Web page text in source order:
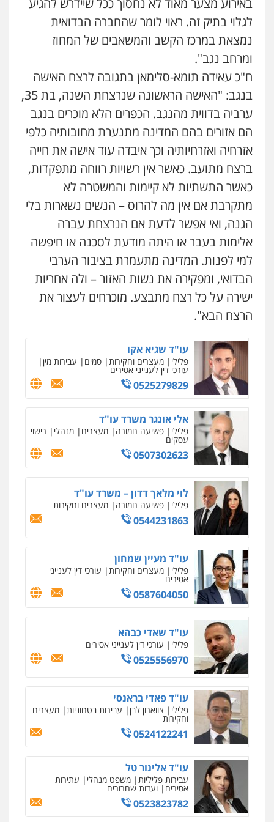
עו"ד דפנה לביא
משפחה גישור
0507206063
עו"ד זוהר ארבל
פלילי פשיעה חמורה מעצרים וחקירות
קטינים
עו"ד אסף דוק
פלילי עבירות מין סמים והימורים פשיעה
חקירות ומעצרים צווארון לבן והונאה
0526885006
לגלוי בתיק זה. ראוי לומר שהחברה הבדואית
נמצאת במרכז הקשב והמשאבים של המחוז
ומרחב נגב".
ח"כ עאידה תומא-סלימאן בתגובה לרצח האישה
בנגב: "האישה הראשונה שנרצחת השנה, בת 35,
ערביה בדווית מהנגב. הכפרים הלא מוכרים בנגב
הם אזורים בהם המדינה מתנערת מחובותיה כלפי
אזרחיה ואזרחיותיה וכך איבדה עוד אישה את חייה
ברצח מתועב. כאשר אין רשויות רווחה מתפקדות,
כאשר התשתיות לא קיימות והמשטרה לא
מתקרבת אם אין מה להרוס – הנשים נשארות בלי
הגנה, ואי אפשר לדעת אם הנרצחת עברה
אלימות בעבר או היתה מודעת לסכנה או חיפשה
למי לפנות. המדינה מתעמרת בציבור הערבי
הבדואי, ומפקירה את נשות האזור – ולה אחריות
ישירה על כל רצח מתבצע. מוכרחים לעצור את
הרצח הבא".
פשיעה חמורה
סמים עבירות מין
0523647066
ויקי שמואל – משרד עו"ד
משפט פלילי
0528959600
קורל קרוז – עורך דין פלילי
משפט פלילי
0545437431
עו"ד עלי סעדי
פלילי פשיעה חמורה ליווי וייצוג בחקירות
ומעצרים
0508824984
עו"ד תומר בנישתי
פלילי מעצרים וחקירות צווארון לבן פשיעה
חמורה
עו"ד שגיא אקו
פלילי מעצרים וחקירות סמים עבירות מין
עורכי דין לענייני אסירים
0525279829
אלי אונגר משרד עו"ד
פלילי פשיעה חמורה מעצרים מנהלי רישוי
עסקים
0507302623
לוי מלאך דדון – משרד עו"ד
פלילי פשיעה חמורה מעצרים וחקירות
0544231863
עו"ד מעיין שמחון
פלילי מעצרים וחקירות עורכי דין לענייני
אסירים
0587604050
עו"ד שאדי כבהא
פלילי עורכי דין לענייני אסירים
0525556970
עו"ד פאדי בראנסי
פלילי צווארון לבן עבירות בטחוניות מעצרים
וחקירות
0524122241
עו"ד אלינור טל
עבירות פליליות משפט מנהלי עתירות
אסירים ועדות שחרורים
0523823782
ניר קידר – צלםאיומים כתובים
תושב סכנין חשוד ששלח הודעות מאיימות לעורך דין